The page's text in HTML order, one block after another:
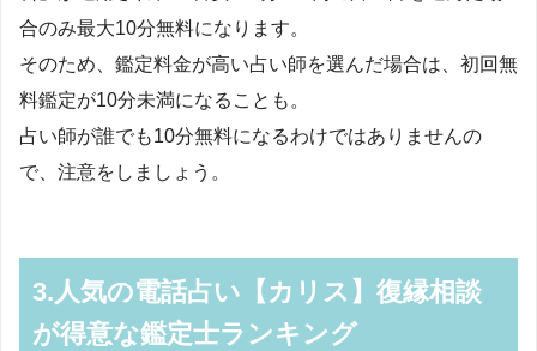
合のみ最大10分無料になります。
そのため、鑑定料金が高い占い師を選んだ場合は、初回無
料鑑定が10分未満になることも。
占い師が誰でも10分無料になるわけではありませんの
で、注意をしましょう。
3.人気の電話占い【カリス】復縁相談
が得意な鑑定士ランキング